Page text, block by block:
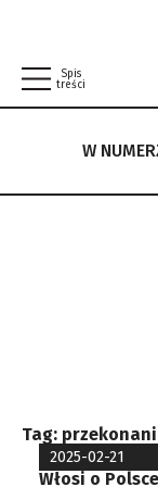
Spis
treści
W
W NUMERZE
Tag:
2025-02-21
Włosi o